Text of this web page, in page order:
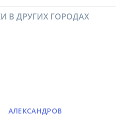
В ДРУГИХ ГОРОДАХ
АЛЕКСАНДРОВ